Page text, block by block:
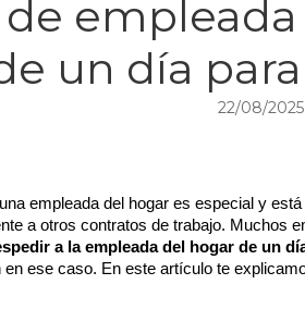
un día
22/08/2025
empleada del hogar es especial y
a otros contratos de trabajo. Muchos
a la empleada del hogar de un
en ese caso. En este artículo te